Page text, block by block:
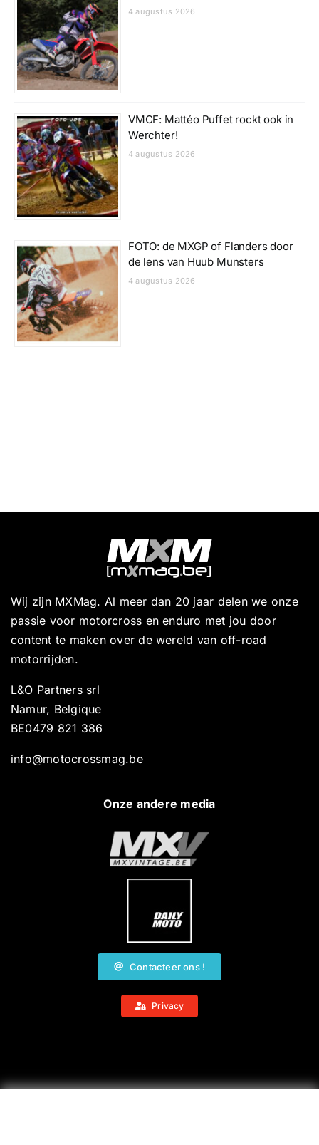
4 augustus 2026
VMCF: Mattéo Puffet rockt ook in
Werchter!
4 augustus 2026
FOTO: de MXGP of Flanders door
de lens van Huub Munsters
4 augustus 2026
Wij zijn MXMag. Al meer dan 20 jaar delen we onze
passie voor motorcross en enduro met jou door
content te maken over de wereld van off-road
motorrijden.
L&O Partners srl
Namur, Belgique
BE0479 821 386
info@motocrossmag.be
Onze andere media
Contacteer ons !
Privacy